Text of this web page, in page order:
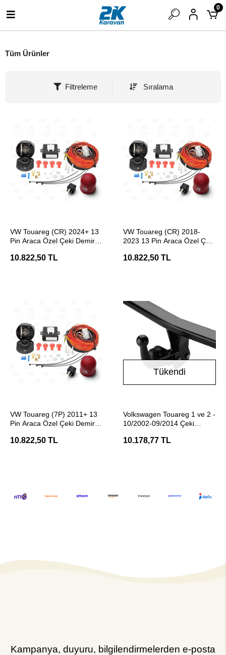
0
Tüm Ürünler
Filtreleme Sıralama
VW Touareg (CR) 2024+ 13
Pin Araca Özel Çeki Demiri
10.822,50 TL
VW Touareg (CR) 2018-
2023 13 Pin Araca Özel Çeki
10.822,50 TL
VW Touareg (7P) 2011+ 13
Pin Araca Özel Çeki Demiri
10.822,50 TL
Tükendi
Volkswagen Touareg 1 ve 2 -
10/2002-09/2014 Çeki
10.178,77 TL
Kampanya, duyuru, bilgilendirmelerden e-posta